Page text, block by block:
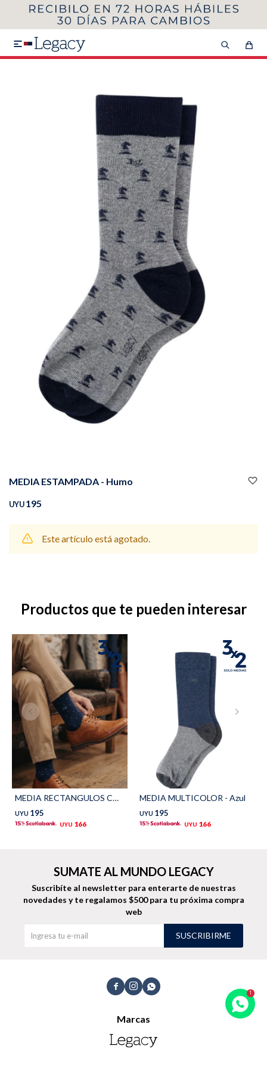

MEDIA ESTAMPADA - Humo
UYU195
Este artículo está agotado.
Productos que te pueden interesar
MEDIA RECTANGULOS COMBINADOS - Azul
UYU 195
UYU 166
MEDIA MULTICOLOR - Azul
UYU 195
UYU 166
  
Marcas
SUMATE AL MUNDO LEGACY
Suscribíte al newsletter para enterarte de nuestras
novedades y te regalamos $500 para tu próxima compra
web
SUSCRIBIRME
MI CUENTA
VER COLECCIÓN DE HOMBRE
SEGUNDA 50%
Camisas
Pantalones
Camperas
Canguros
Sacos
Bolsos y valijas Accesorios
TALLES GRANDES Uniformes empresariales
Quiero ser parte Canjear mis puntos
Uniformes empresariales